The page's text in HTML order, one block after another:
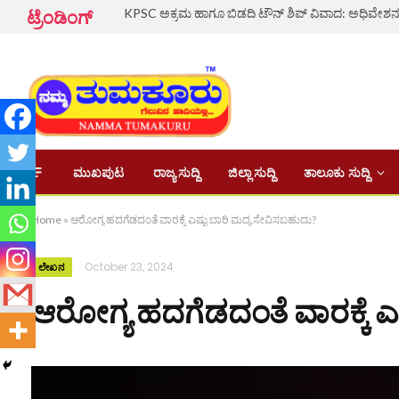
ಟ್ರೆಂಡಿಂಗ್
ಮುಖಪುಟ ರಾಜ್ಯ ಸುದ್ದಿ ಜಿಲ್ಲಾ ಸುದ್ದಿ ತಾಲೂಕು ಸುದ್ದಿ
Home » ಆರೋಗ್ಯ ಹದಗೆಡದಂತೆ ವಾರಕ್ಕೆ ಎಷ್ಟು ಬಾರಿ ಮದ್ಯ ಸೇವಿಸಬಹುದು?
ಲೇಖನ October 23, 2024
ಆರೋಗ್ಯ ಹದಗೆಡದಂತೆ ವಾರಕ್ಕೆ